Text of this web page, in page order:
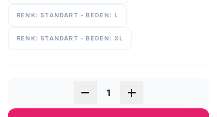
55
RENK: STANDART - BEDEN: L
RENK: STANDART - BEDEN: XL
remove add